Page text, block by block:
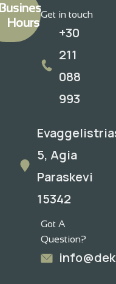
Business
Hours
Get in touch
+30
211
088
993
5, Agia
Paraskevi
15342
Got A
Question?